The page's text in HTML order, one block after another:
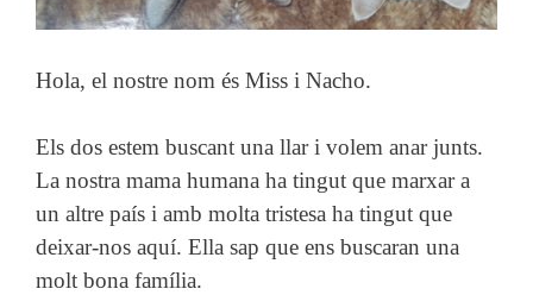
Hola, el nostre nom és Miss i Nacho.
Els dos estem buscant una llar i volem anar junts.
La nostra mama humana ha tingut que marxar a
un altre país i amb molta tristesa ha tingut que
deixar-nos aquí. Ella sap que ens buscaran una
molt bona família.